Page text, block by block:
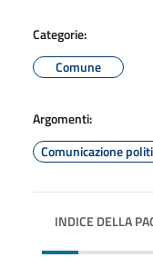
Categorie:
Comune
Argomenti:
Comunicazione
INDICE DELLA